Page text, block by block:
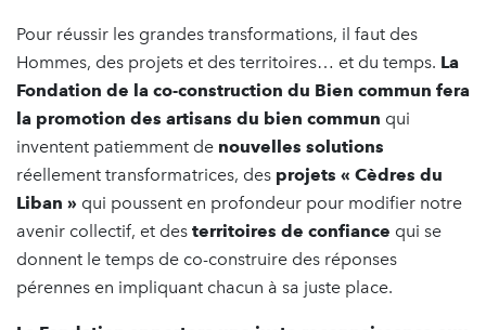
Pour réussir les grandes transformations, il faut des
Hommes, des projets et des territoires… et du temps. La
Fondation de la co-construction du Bien commun fera
la promotion des artisans du bien commun qui
inventent patiemment de nouvelles solutions
réellement transformatrices, des projets « Cèdres du
Liban » qui poussent en profondeur pour modifier notre
avenir collectif, et des territoires de confiance qui se
donnent le temps de co-construire des réponses
pérennes en impliquant chacun à sa juste place.